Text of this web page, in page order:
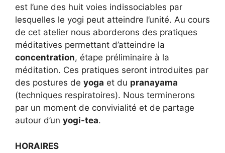
est l’une des huit voies indissociables par
lesquelles le yogi peut atteindre l’unité. Au cours
de cet atelier nous aborderons des pratiques
méditatives permettant d’atteindre la
concentration, étape préliminaire à la
méditation. Ces pratiques seront introduites par
des postures de yoga et du pranayama
(techniques respiratoires). Nous terminerons
par un moment de convivialité et de partage
autour d’un yogi-tea.
HORAIRES